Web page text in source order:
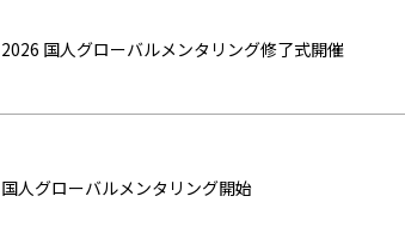
2026 国人グローバルメンタリング修了式開催
国人グローバルメンタリング開始